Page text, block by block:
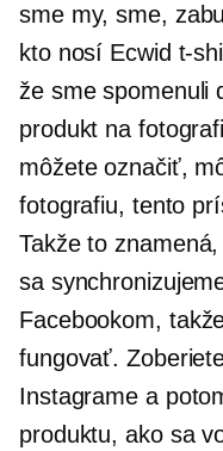
sme my, sme,
kto nosí Ecwid t-
že sme spomenuli
produkt na
môžete označiť,
fotografiu, tento
Takže to
sa
Facebookom,
fungovať.
Instagrame a
produktu, ako sa